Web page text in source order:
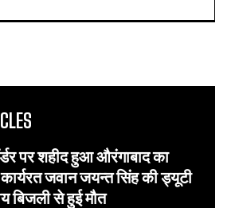
पर शहीद हुआ औरंगाबाद का
जवान जयन्त सिंह की ड्यूटी
बिजली से हुई मौत